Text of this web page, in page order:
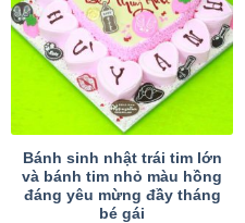
Bánh sinh nhật trái tim lớn
và bánh tim nhỏ màu hồng
đáng yêu mừng đầy tháng
bé gái